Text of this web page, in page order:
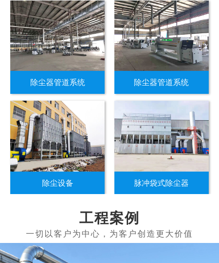
除尘器管道系统 除尘器管道系统
除尘设备 脉冲袋式除尘器
工程案例